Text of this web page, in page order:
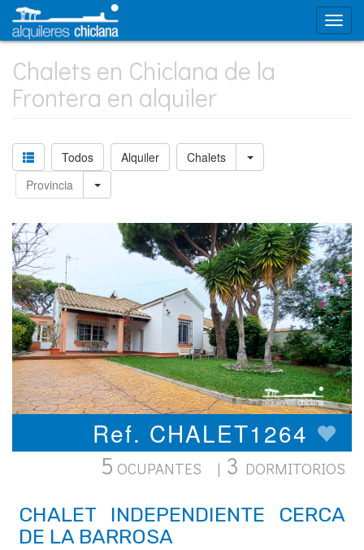
Chalets en Chiclana de la
Frontera en alquiler
Todos Alquiler
Chalets
Provincia
Ref. CHALET1264
5 OCUPANTES | 3 DORMITORIOS
CHALET INDEPENDIENTE CERCA
DE LA BARROSA